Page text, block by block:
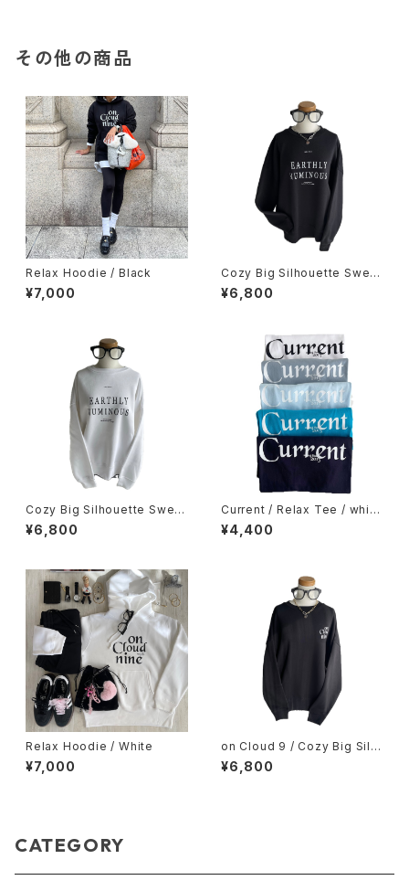
その他の商品
Relax Hoodie / Black
¥7,000
Cozy Big Silhouette Sweat
/ Black
¥6,800
Cozy Big Silhouette Sweat
/ White
¥6,800
Current / Relax Tee / white
/ acid blue / light blue / tur
quoise / navy
¥4,400
Relax Hoodie / White
¥7,000
on Cloud 9 / Cozy Big Silh
ouette Sweat / Black
¥6,800
CATEGORY